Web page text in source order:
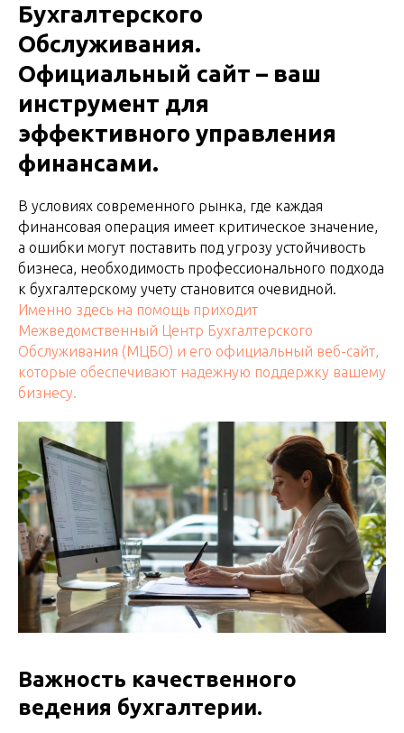
Бухгалтерского
Обслуживания.
Официальный сайт – ваш
инструмент для
эффективного управления
финансами.
В условиях современного рынка, где каждая
финансовая операция имеет критическое значение,
а ошибки могут поставить под угрозу устойчивость
бизнеса, необходимость профессионального подхода
к бухгалтерскому учету становится очевидной.
Именно здесь на помощь приходит
Межведомственный Центр Бухгалтерского
Обслуживания (МЦБО) и его официальный веб-сайт,
которые обеспечивают надежную поддержку вашему
бизнесу.
Важность качественного
ведения бухгалтерии.